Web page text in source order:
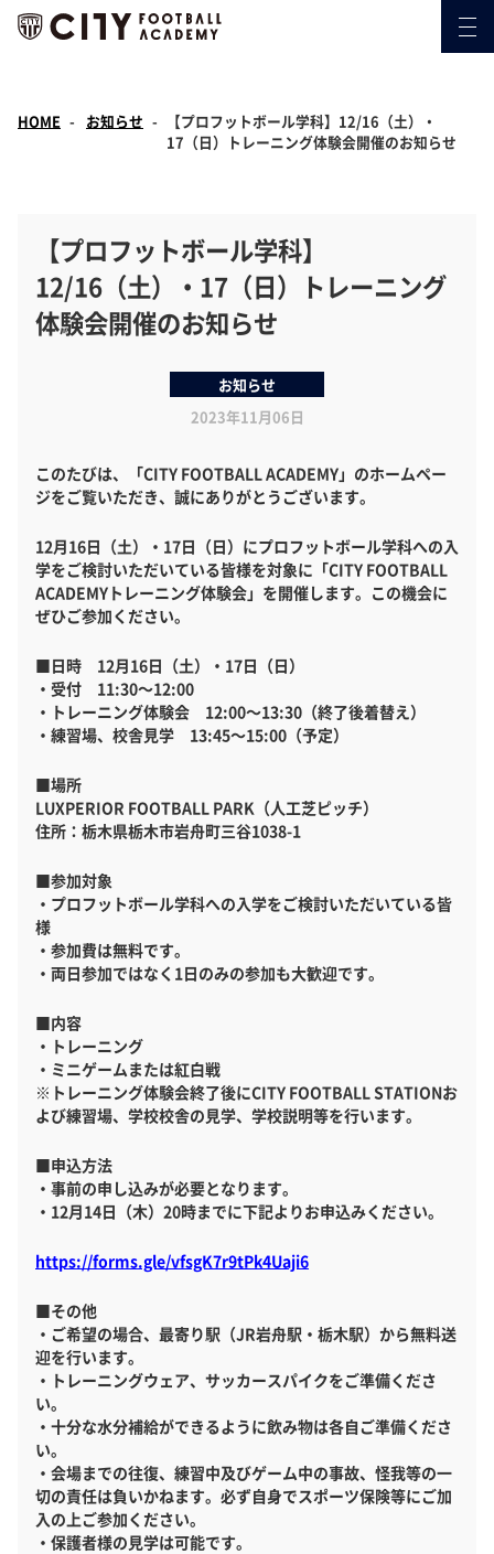
HOME お知らせ
【プロフットボール学科】12/16（土）・
17（日）トレーニング体験会開催のお知らせ
【プロフットボール学科】
12/16（土）・17（日）トレーニング
体験会開催のお知らせ
お知らせ
2023年11月06日
このたびは、「CITY FOOTBALL ACADEMY」のホームペー
ジをご覧いただき、誠にありがとうございます。
12月16日（土）・17日（日）にプロフットボール学科への入
学をご検討いただいている皆様を対象に「CITY FOOTBALL
ACADEMYトレーニング体験会」を開催します。この機会に
ぜひご参加ください。
■日時 12月16日（土）・17日（日）
・受付 11:30～12:00
・トレーニング体験会 12:00～13:30（終了後着替え）
・練習場、校舎見学 13:45～15:00（予定）
■場所
LUXPERIOR FOOTBALL PARK（人工芝ピッチ）
住所：栃木県栃木市岩舟町三谷1038-1
■参加対象
・プロフットボール学科への入学をご検討いただいている皆
様
・参加費は無料です。
・両日参加ではなく1日のみの参加も大歓迎です。
■内容
・トレーニング
・ミニゲームまたは紅白戦
※トレーニング体験会終了後にCITY FOOTBALL STATIONお
よび練習場、学校校舎の見学、学校説明等を行います。
■申込方法
・事前の申し込みが必要となります。
・12月14日（木）20時までに下記よりお申込みください。
https://forms.gle/vfsgK7r9tPk4Uaji6
■その他
・ご希望の場合、最寄り駅（JR岩舟駅・栃木駅）から無料送
迎を行います。
・トレーニングウェア、サッカースパイクをご準備くださ
い。
・十分な水分補給ができるように飲み物は各自ご準備くださ
い。
・会場までの往復、練習中及びゲーム中の事故、怪我等の一
切の責任は負いかねます。必ず自身でスポーツ保険等にご加
入の上ご参加ください。
・保護者様の見学は可能です。